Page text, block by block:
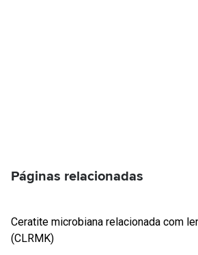
Páginas relacionadas
Ceratite microbiana relacionada com
(CLRMK)